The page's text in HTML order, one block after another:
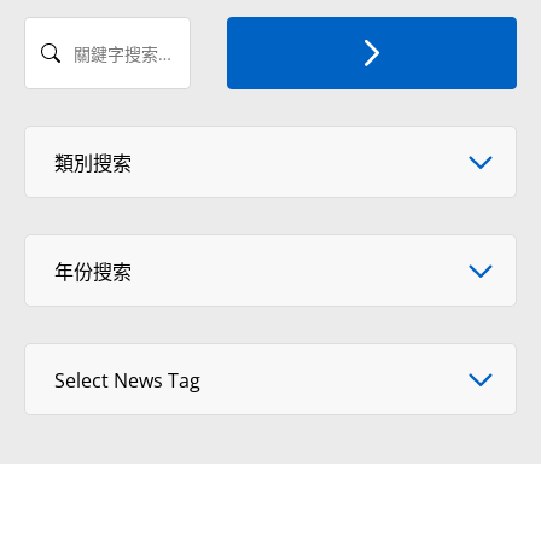
Select News Category
類別搜索
年份搜索
年份搜索
Select tag
Select News Tag